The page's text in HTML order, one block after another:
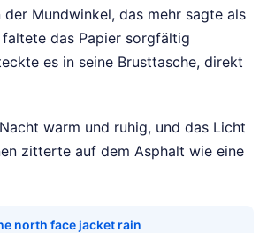
Mundwinkel, das mehr sagte als
das Papier sorgfältig
es in seine Brusttasche, direkt
warm und ruhig, und das Licht
zitterte auf dem Asphalt wie eine
north face jacket rain